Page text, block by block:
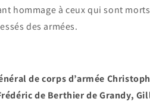
hommage à ceux qui sont
des armées.
de corps d’armée
de Berthier de Grandy,